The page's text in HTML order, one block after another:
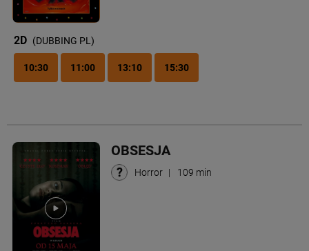
2D (DUBBING PL)
10:30 11:00 13:10 15:30
OBSESJA
Horror | 109 min